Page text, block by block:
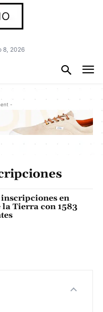
8, 2026
-
inscripciones en
la Tierra con 1583